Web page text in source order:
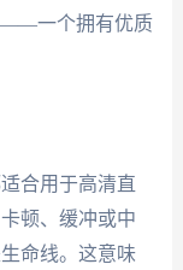
——一个拥有优质
合用于高清直
顿、缓冲或中
命线。这意味